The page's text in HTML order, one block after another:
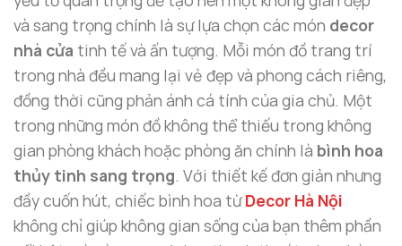
và sang trọng chính là sự lựa chọn các món decor
nhà cửa tinh tế và ấn tượng. Mỗi món đồ trang trí
trong nhà đều mang lại vẻ đẹp và phong cách riêng,
đồng thời cũng phản ánh cá tính của gia chủ. Một
trong những món đồ không thể thiếu trong không
gian phòng khách hoặc phòng ăn chính là bình hoa
thủy tinh sang trọng. Với thiết kế đơn giản nhưng
đầy cuốn hút, chiếc bình hoa từDecor Hà Nội
không chỉ giúp không gian sống của bạn thêm phần